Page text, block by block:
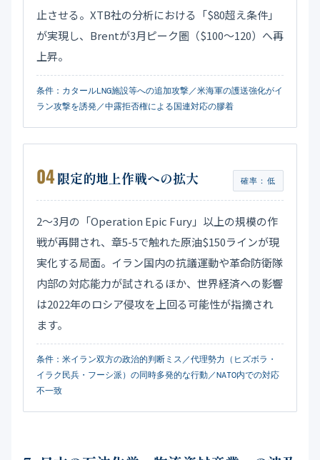
止させる。XTB社の分析における「$80超え条件」
が実現し、Brentが3月ピーク圏（$100〜120）へ再
上昇。
条件：カタールLNG施設等への追加攻撃／米海軍の護送強化がイ
ラン攻撃を誘発／中露拒否権による国連対応の膠着
04限定的地上作戦への拡大 確率：低
2〜3月の「Operation Epic Fury」以上の規模の作
戦が再開され、章5-5で触れた原油$150ラインが現
実化する局面。イラン国内の抗議運動や革命防衛隊
内部の対応能力が試されるほか、世界経済への影響
は2022年のロシア侵攻を上回る可能性が指摘され
ます。
条件：米イラン双方の政治的判断ミス／代理勢力（ヒズボラ・
イラク民兵・フーシ派）の同時多発的な行動／NATO内での対応
不一致